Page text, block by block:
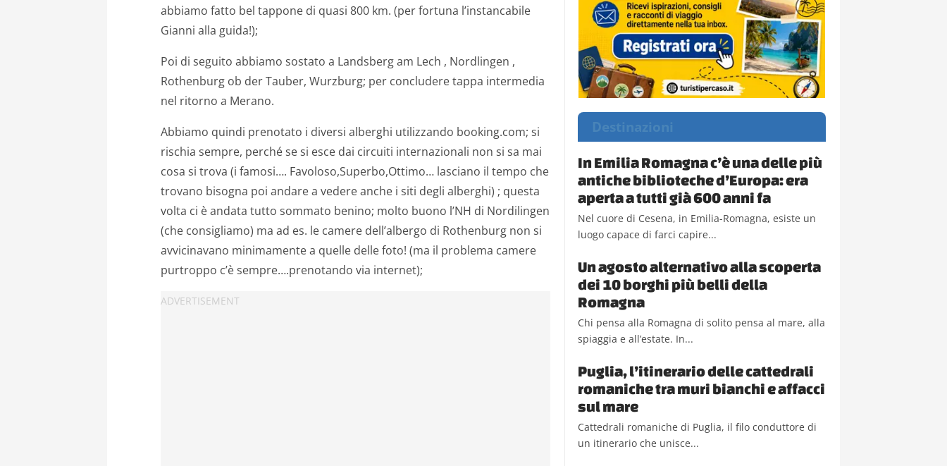
abbiamo fatto bel tappone di quasi 800 km. (per fortuna l’instancabile
Gianni alla guida!);
Poi di seguito abbiamo sostato a Landsberg am Lech , Nordlingen ,
Rothenburg ob der Tauber, Wurzburg; per concludere tappa intermedia
nel ritorno a Merano.
Abbiamo quindi prenotato i diversi alberghi utilizzando booking.com; si
rischia sempre, perché se si esce dai circuiti internazionali non si sa mai
cosa si trova (i famosi…. Favoloso,Superbo,Ottimo… lasciano il tempo che
trovano bisogna poi andare a vedere anche i siti degli alberghi) ; questa
volta ci è andata tutto sommato benino; molto buono l’NH di Nordilingen
(che consigliamo) ma ad es. le camere dell’albergo di Rothenburg non si
avvicinavano minimamente a quelle delle foto! (ma il problema camere
purtroppo c’è sempre….prenotando via internet);
Destinazioni
In Emilia Romagna c’è una delle più
antiche biblioteche d’Europa: era
aperta a tutti già 600 anni fa
Nel cuore di Cesena, in Emilia-Romagna, esiste un
luogo capace di farci capire...
Un agosto alternativo alla scoperta
dei 10 borghi più belli della
Romagna
Chi pensa alla Romagna di solito pensa al mare, alla
spiaggia e all’estate. In...
Puglia, l’itinerario delle cattedrali
romaniche tra muri bianchi e affacci
sul mare
Cattedrali romaniche di Puglia, il filo conduttore di
un itinerario che unisce...